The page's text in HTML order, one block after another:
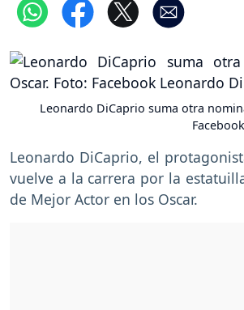
Leonardo DiCaprio suma otra
Leonardo DiCaprio, el
vuelve a la carrera por la
de Mejor Actor en los Oscar.